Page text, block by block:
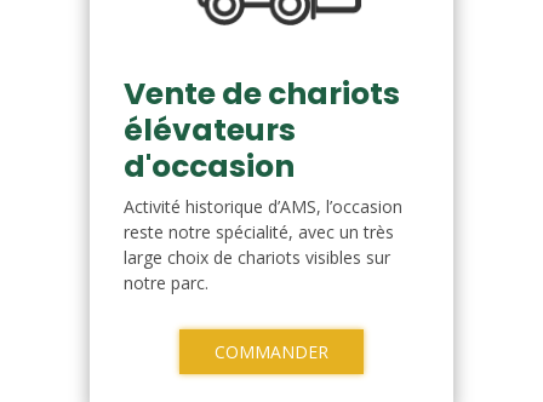
Vente de chariots
élévateurs
d'occasion
Activité historique d’AMS, l’occasion
reste notre spécialité, avec un très
large choix de chariots visibles sur
notre parc.
COMMANDER